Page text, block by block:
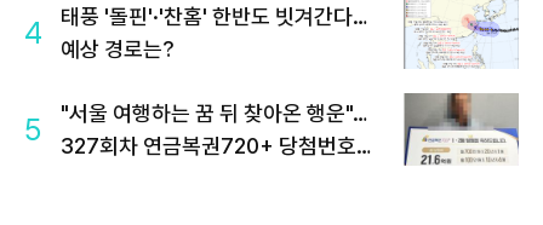
4
태풍 '돌핀'·'찬홈' 한반도 빗겨간다…
예상 경로는?
5
"서울 여행하는 꿈 뒤 찾아온 행운"…
327회차 연금복권720+ 당첨번호조